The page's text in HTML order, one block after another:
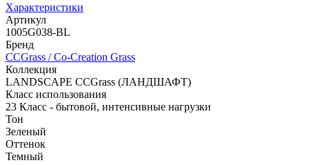
Характеристики
Артикул
1005G038-BL
Бренд
CCGrass / Co-Сreation Grass
Коллекция
LANDSCAPE CCGrass (ЛАНДШАФТ)
Класс использования
23 Класс - бытовой, интенсивные нагрузки
Тон
Зеленый
Оттенок
Темный